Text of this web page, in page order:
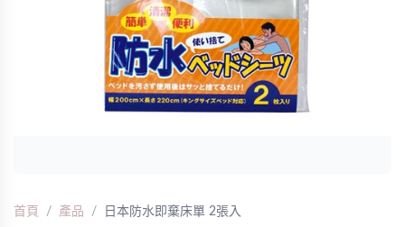
首頁 產品 日本防水即棄床單 2張入